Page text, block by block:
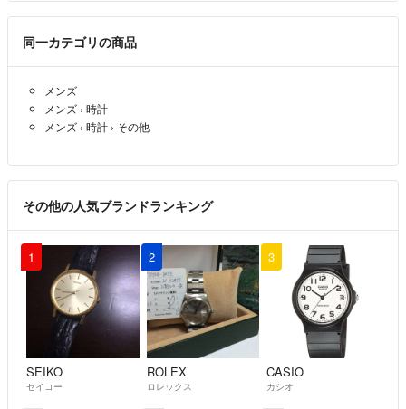
同一カテゴリの商品
メンズ
メンズ › 時計
メンズ › 時計 › その他
その他の人気ブランドランキング
1
SEIKO
セイコー
2
ROLEX
ロレックス
3
CASIO
カシオ